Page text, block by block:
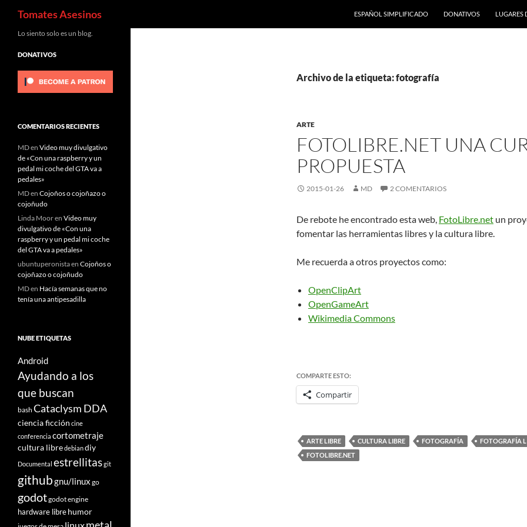
Saltar
Tomates Asesinos ESPAÑOL SIMPLIFICADO DONATIVOS LUGARES
Archivo de la etiqueta: fotografía
ARTE
FOTOLIBRE.NET UNA
PROPUESTA
2015-01-26 MD 2 COMENTARIOS
De rebote he encontrado esta web, FotoLibre.net un
fomentar las herramientas libres y la cultura libre.
Me recuerda a otros proyectos como:
OpenClipArt
OpenGameArt
Wikimedia Commons
COMPARTE ESTO:
Compartir
ARTE LIBRE CULTURA LIBRE FOTOGRAFÍA
FOTOGRAFÍA
FOTOLIBRE.NET
Lo siento solo es un blog.
DONATIVOS
COMENTARIOS RECIENTES
MDen Video muy divulgativo
de «Con una raspberry y un
pedal mi coche del GTA va a
pedales»
MDen Cojoños o cojoñazo o
cojoñudo
Linda Mooren Video muy
divulgativo de «Con una
raspberry y un pedal mi coche
del GTA va a pedales»
ubuntuperonistaen Cojoños o
cojoñazo o cojoñudo
MDen Hacía semanas que no
tenía una antipesadilla
NUBE ETIQUETAS
Android
Ayudando a los
que buscan
bash Cataclysm DDA
ciencia ficción cine
conferencia cortometraje
cultura libredebiandiy
Documental estrellitasgit
githubgnu/linux go
godotgodot engine
hardware librehumor